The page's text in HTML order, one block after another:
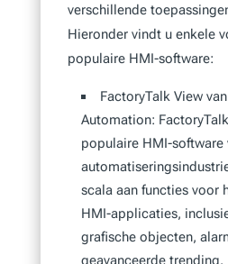
verschillende
Hieronder vindt u enkele
populaire HMI-software:
FactoryTalk View
Automation:
populaire HMI-software
scala aan functies voor
HMI-applicaties,
grafische objecten,
geavanceerde trending.